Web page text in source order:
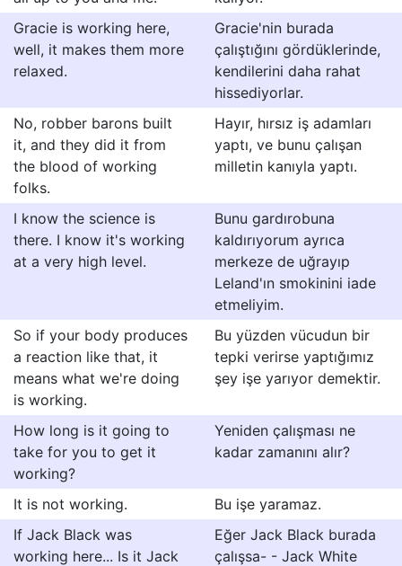
Gracie is working here,
well, it makes them more
relaxed.
Gracie'nin burada
çalıştığını gördüklerinde,
kendilerini daha rahat
hissediyorlar.
No, robber barons built
it, and they did it from
the blood of working
folks.
Hayır, hırsız iş adamları
yaptı, ve bunu çalışan
milletin kanıyla yaptı.
I know the science is
there. I know it's working
at a very high level.
Bunu gardırobuna
kaldırıyorum ayrıca
merkeze de uğrayıp
Leland'ın smokinini iade
etmeliyim.
So if your body produces
a reaction like that, it
means what we're doing
is working.
Bu yüzden vücudun bir
tepki verirse yaptığımız
şey işe yarıyor demektir.
How long is it going to
take for you to get it
working?
Yeniden çalışması ne
kadar zamanını alır?
It is not working.
Bu işe yaramaz.
If Jack Black was
working here... Is it Jack
Eğer Jack Black burada
çalışsa- - Jack White